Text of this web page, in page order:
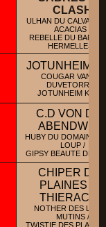
CLASH
ULHAN DU CALVAIRE
ACACIAS /
REBELLE DU BANC
HERMELLES /
JOTUNHEIM
COUGAR VAN DE
DUVETORRE /
JOTUNHEIM KOLA
C.D VON
ABENDWEID
HUBY DU DOMAINE
LOUP /
GIPSY BEAUTE DE
CHIPER
PLAINES DE
THIERACHE
NOTHER DES
MUTINS /
TWISTIE DES